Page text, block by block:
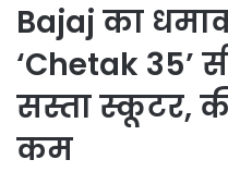
Bajaj का
‘Chetak 35’
सस्ता स्कूटर,
कम